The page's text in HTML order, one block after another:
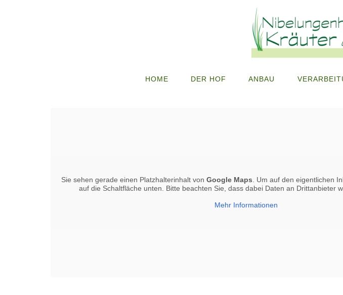
HOME DER HOF ANBAU
Sie sehen gerade einen Platzhalterinhalt von Google Maps . Um auf den eigentlichen
auf die Schaltfläche unten. Bitte beachten Sie, dass dabei Daten an Drittanbieter
Mehr Informationen